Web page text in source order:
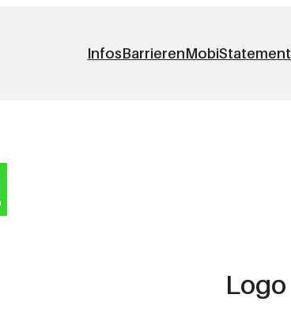
InfosBarrierenMobiStatement
Logo